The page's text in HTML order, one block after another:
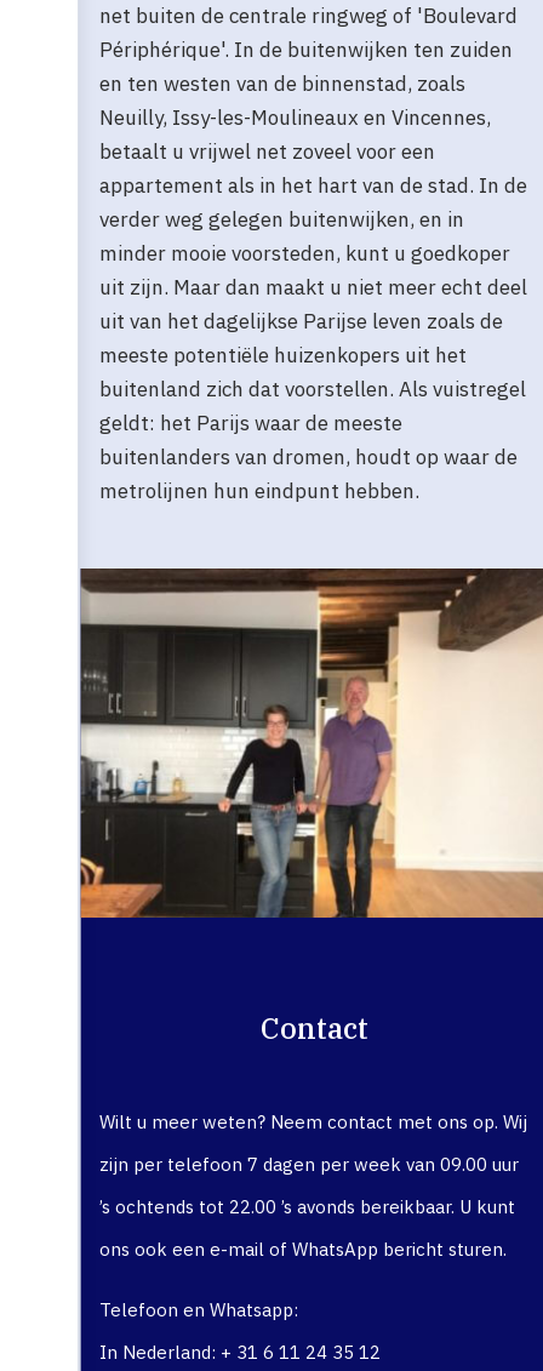
net buiten de centrale ringweg of 'Boulevard
Périphérique'. In de buitenwijken ten zuiden
en ten westen van de binnenstad, zoals
Neuilly, Issy-les-Moulineaux en Vincennes,
betaalt u vrijwel net zoveel voor een
appartement als in het hart van de stad. In de
verder weg gelegen buitenwijken, en in
minder mooie voorsteden, kunt u goedkoper
uit zijn. Maar dan maakt u niet meer echt deel
uit van het dagelijkse Parijse leven zoals de
meeste potentiële huizenkopers uit het
buitenland zich dat voorstellen. Als vuistregel
geldt: het Parijs waar de meeste
buitenlanders van dromen, houdt op waar de
metrolijnen hun eindpunt hebben.
Contact
Wilt u meer weten? Neem contact met ons op. Wij
zijn per telefoon 7 dagen per week van 09.00 uur
’s ochtends tot 22.00 ’s avonds bereikbaar. U kunt
ons ook een e-mail of WhatsApp bericht sturen.
Telefoon en Whatsapp:
In Nederland: + 31 6 11 24 35 12